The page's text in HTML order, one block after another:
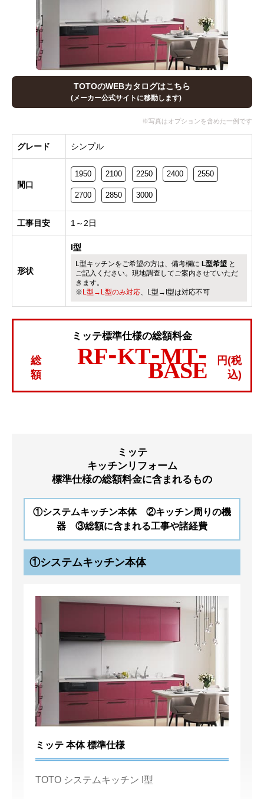
TOTOのWEBカタログはこちら
(メーカー公式サイトに移動します)
グレード シンプル
間口
1950 2100 2250 2400 2550
2700 2850 3000
工事目安 1～2日
形状
I型
L型キッチンをご希望の方は、備考欄に L型希望 と
ご記入ください。現地調査してご案内させていただ
きます。
※ L型→L型のみ対応、L型→I型は対応不可
ミッテ標準仕様の総額料金
総
額
RF-KT-MT-
BASE
円(税
込)
ミッテ
キッチンリフォーム
標準仕様の総額料金に含まれるもの
①システムキッチン本体 ②キッチン周りの機
器 ③総額に含まれる工事や諸経費
①システムキッチン本体
ミッテ 本体 標準仕様
TOTO システムキッチン I型